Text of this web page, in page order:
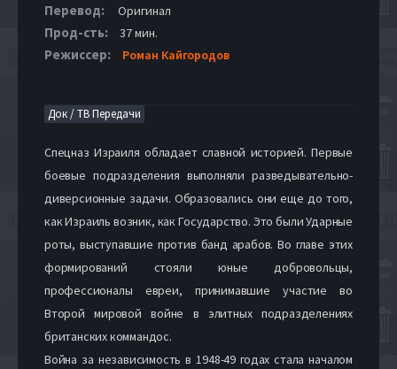
Перевод: Оригинал
Прод-сть: 37 мин.
Режиссер: Роман Кайгородов
Док / ТВ Передачи
Спецназ Израиля обладает славной историей. Первые
боевые подразделения выполняли разведывательно-
диверсионные задачи. Образовались они еще до того,
как Израиль возник, как Государство. Это были Ударные
роты, выступавшие против банд арабов. Во главе этих
формирований стояли юные добровольцы,
профессионалы евреи, принимавшие участие во
Второй мировой войне в элитных подразделениях
британских коммандос.
Война за независимость в 1948-49 годах стала началом